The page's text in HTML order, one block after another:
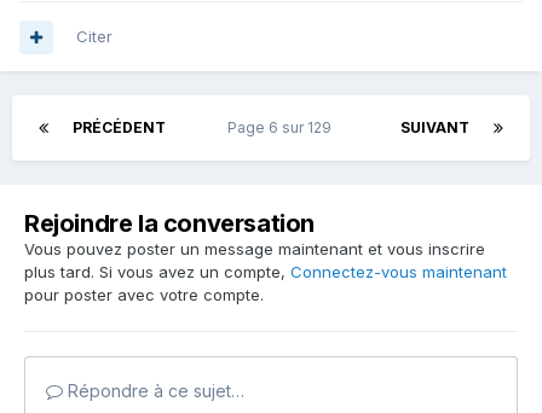
Citer
PRÉCÉDENT SUIVANT
Page 6 sur 129
Rejoindre la conversation
Vous pouvez poster un message maintenant et vous inscrire
plus tard. Si vous avez un compte, Connectez-vous maintenant
pour poster avec votre compte.
Répondre à ce sujet…